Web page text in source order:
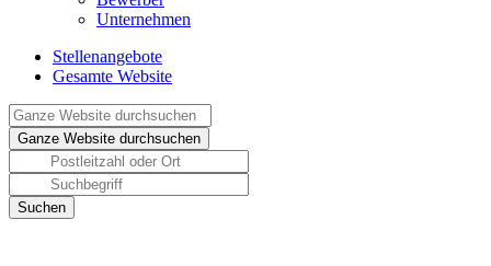
Unternehmen
Stellenangebote
Gesamte Website